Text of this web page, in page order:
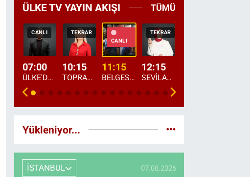
ÜLKE TV YAYIN AKIŞI TÜMÜ
CANLI
07:00
ÜLKE'DE BU SABAH
TEKRAR
10:15
TOPRAKTAN SOFRAYA
CANLI
11:15
BELGESEL: "ÜLKE'NİN ALIN TERİ"
TEKRAR
12:15
SEVİLAY SUNGUR İLE ELİMİN BEREKETİ
Yükleniyor...
İSTANBUL 07.08.2026